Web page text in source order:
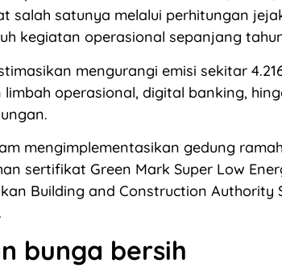
salah satunya melalui perhitungan
kegiatan operasional sepanjang
mengurangi emisi sekitar
operasional, digital banking,
mengimplementasikan gedung
sertifikat Green Mark Super Low
Building and Construction Authority
bunga bersih